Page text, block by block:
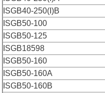
ISGB40-250(I)B
ISGB50-100
ISGB50-125
ISGB18598
ISGB50-160
ISGB50-160A
ISGB50-160B